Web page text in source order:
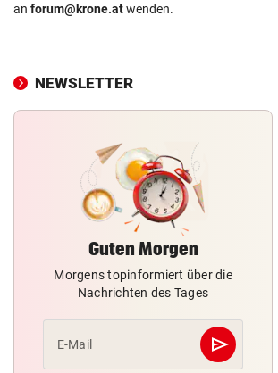
an forum@krone.atwenden.
NEWSLETTER
Guten Morgen
Morgens topinformiert über die
Nachrichten des Tages
E-Mail send
Abschicken